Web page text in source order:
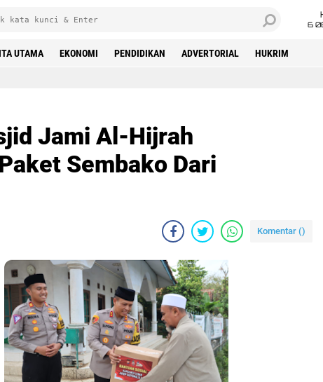
6
UTAMA EKONOMI PENDIDIKAN ADVERTORIAL HUKRIM
Jami Al-Hijrah
Sembako Dari
Komentar ()